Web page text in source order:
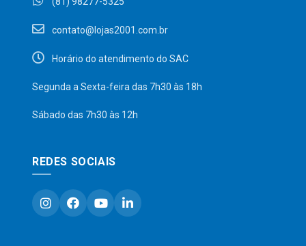
contato@lojas2001.com.br
Horário do atendimento do SAC
Segunda a Sexta-feira das 7h30 às 18h
Sábado das 7h30 às 12h
REDES SOCIAIS